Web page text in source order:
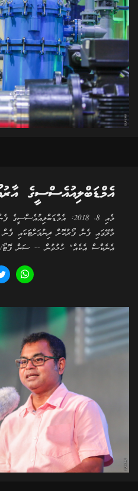
އެމްޑަބްލިއުއެސްސީގެ އާރުއޯ
މެއި 8، 2018:
މާލޭގައި ފެން ފޯރުކޮށް ދިނުމަށްޓަކައި
އެނެކްސް އެކެއް" ހުޅުވުން -- ސަން